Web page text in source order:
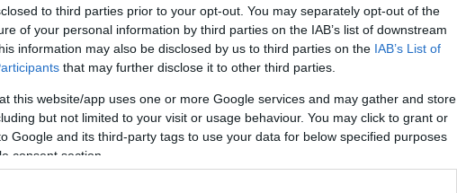
to third parties prior to your opt-out. You may separately opt-out of the
of your personal information by third parties on the IAB’s list of downstream
information may also be disclosed by us to third parties on the IAB’s List of
that may further disclose it to other third parties.
this website/app uses one or more Google services and may gather and store
but not limited to your visit or usage behaviour. You may click to grant or
Google and its third-party tags to use your data for below specified purposes
consent section.
MERCEDES GLB
ΑΠΟ 16.450 ΕΥΡΩ